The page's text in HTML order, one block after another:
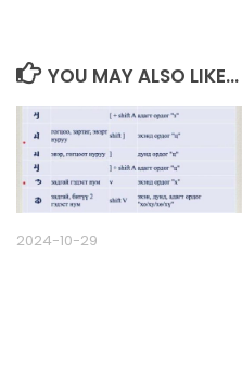
YOU MAY ALSO LIKE...
2024-10-29